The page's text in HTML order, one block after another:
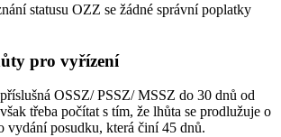
statusu OZZ se žádné správní poplatky
pro vyřízení
OSSZ/ PSSZ/ MSSZ do 30 dnů od
třeba počítat s tím, že lhůta se prodlužuje o
vydání posudku, která činí 45 dnů.